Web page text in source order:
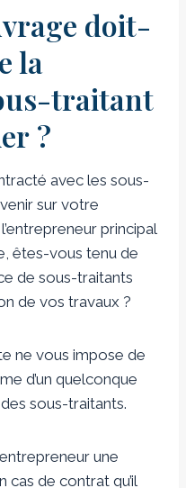
doit-
la
traitant
?
avec les sous-
sur votre
principal
êtes-vous tenu de
de sous-traitants
de vos travaux ?
ne vous impose de
d’un quelconque
sous-traitants.
une
de contrat qu’il